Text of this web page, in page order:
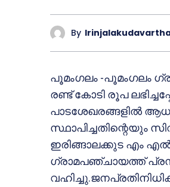
By
പൂമംഗലം -പൂമംഗലം
രണ്ട് കോടി രൂപ
പാടശേഖരങ്ങളില്‍
സ്ഥാപിച്ചതിന്റെയും
ഇരിങ്ങാലക്കുട എം
ഗ്രാമപഞ്ചായത്ത്